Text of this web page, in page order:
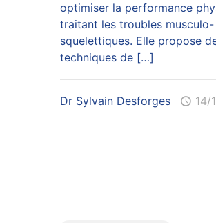
optimiser la performance
traitant les troubles musculo-
squelettiques. Elle propose
techniques de[…]
Dr Sylvain Desforges 14/